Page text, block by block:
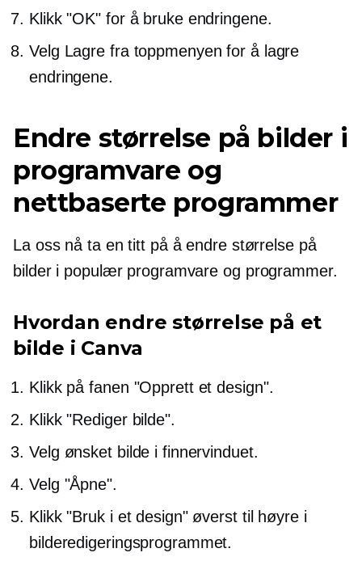
Klikk "OK" for å bruke endringene.
Velg Lagre fra toppmenyen for å lagre
endringene.
Endre størrelse på bilder i
programvare og
nettbaserte programmer
La oss nå ta en titt på å endre størrelse på
bilder i populær programvare og programmer.
Hvordan endre størrelse på et
bilde i Canva
Klikk på fanen "Opprett et design".
Klikk "Rediger bilde".
Velg ønsket bilde i finnervinduet.
Velg "Åpne".
Klikk "Bruk i et design" øverst til høyre i
bilderedigeringsprogrammet.